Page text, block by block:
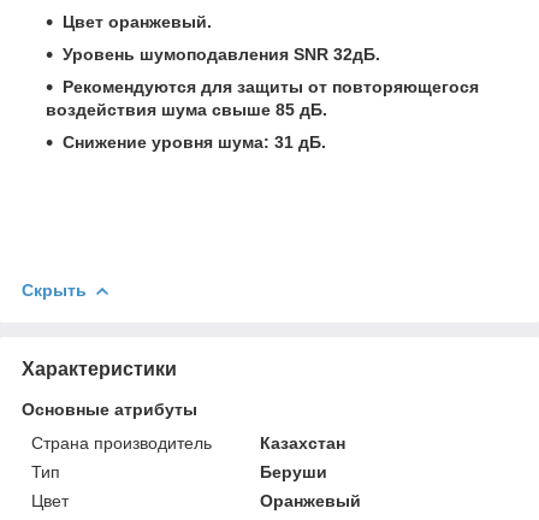
Цвет оранжевый.
Уровень шумоподавления SNR 32дБ.
Рекомендуются для защиты от повторяющегося
воздействия шума свыше 85 дБ.
Снижение уровня шума: 31 дБ.
Скрыть
Характеристики
Основные атрибуты
Страна производитель
Казахстан
Тип
Беруши
Цвет
Оранжевый